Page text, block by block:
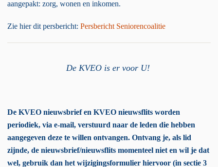
aangepakt: zorg, wonen en inkomen.
Zie hier dit persbericht: Persbericht Seniorencoalitie
De KVEO is er voor U!
De KVEO nieuwsbrief en KVEO nieuwsflits worden
periodiek, via e-mail, verstuurd naar de leden die hebben
aangegeven deze te willen ontvangen. Ontvang je, als lid
zijnde, de nieuwsbrief/nieuwsflits momenteel niet en wil je dat
wel, gebruik dan het wijzigingsformulier hiervoor (in sectie 3